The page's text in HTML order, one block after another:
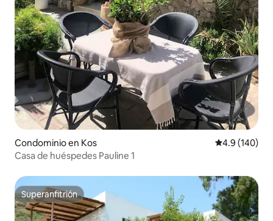
Condominio en Kos Calificación
4.9 (140)
Casa de huéspedes Pauline 1
Superanfitrión
Superanfitrión